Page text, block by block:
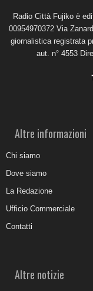
Radio Città Fujiko è
00954970372 Via
giornalistica registrata
aut. n° 4553
Altre informazioni
Chi siamo
Dove siamo
La Redazione
Ufficio Commerciale
Contatti
Altre notizie